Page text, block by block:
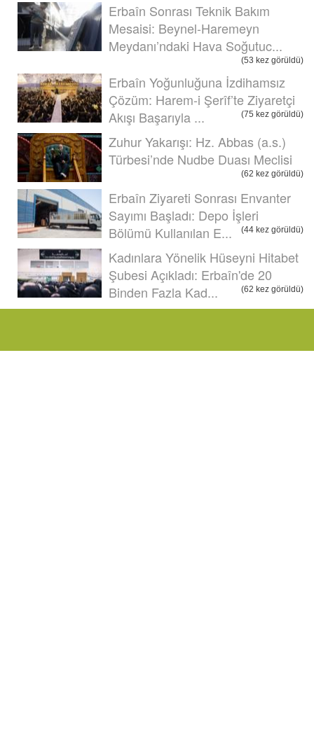
Erbaîn Sonrası Teknik Bakım
Mesaisi: Beynel-Haremeyn
Meydanı’ndaki Hava Soğutuc...
(53 kez görüldü)
Erbaîn Yoğunluğuna İzdihamsız
Çözüm: Harem-i Şerîf’te Ziyaretçi
Akışı Başarıyla ...
(75 kez görüldü)
Zuhur Yakarışı: Hz. Abbas (a.s.)
Türbesi’nde Nudbe Duası Meclisi
(62 kez görüldü)
Erbaîn Ziyareti Sonrası Envanter
Sayımı Başladı: Depo İşleri
Bölümü Kullanılan E...
(44 kez görüldü)
Kadınlara Yönelik Hüseyni Hitabet
Şubesi Açıkladı: Erbaîn'de 20
Binden Fazla Kad...
(62 kez görüldü)